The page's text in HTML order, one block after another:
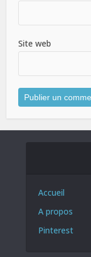
Site web
Accueil
A propos
Pinterest